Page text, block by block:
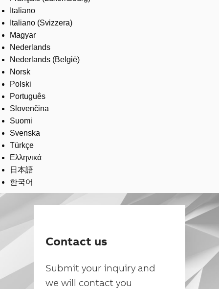
Italiano
Italiano (Svizzera)
Magyar
Nederlands
Nederlands (België)
Norsk
Polski
Português
Slovenčina
Suomi
Svenska
Türkçe
Ελληνικά
日本語
한국어
Contact us
Submit your inquiry and
we will contact you